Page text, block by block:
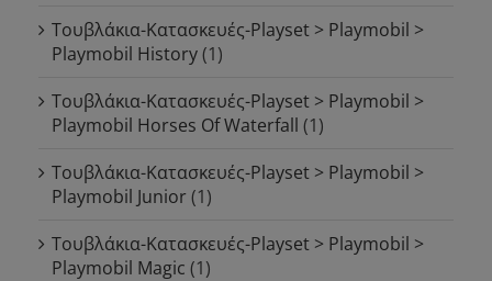
Τουβλάκια-Κατασκευές-Playset > Playmobil >
Playmobil History(1)
Τουβλάκια-Κατασκευές-Playset > Playmobil >
Playmobil Horses Of Waterfall (1)
Τουβλάκια-Κατασκευές-Playset > Playmobil >
Playmobil Junior (1)
Τουβλάκια-Κατασκευές-Playset > Playmobil >
Playmobil Magic (1)